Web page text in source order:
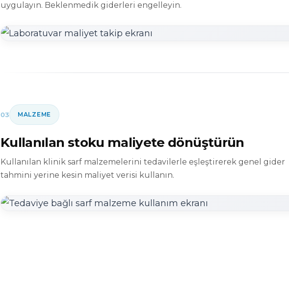
uygulayın. Beklenmedik giderleri engelleyin.
03 MALZEME
Kullanılan stoku maliyete dönüştürün
Kullanılan klinik sarf malzemelerini tedavilerle eşleştirerek genel gider
tahmini yerine kesin maliyet verisi kullanın.